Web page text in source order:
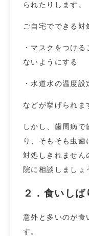
られたりします。
ご自宅でできる対
・マスクをつけ
ないようにする
・水道水の温度
などが挙げられま
しかし、歯周病で
り、そもそも虫
対処しきれません
院に相談しましょ
２．食いしば
意外と多いのが食
す。